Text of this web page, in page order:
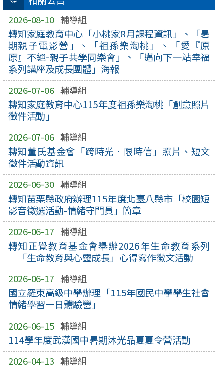
2026-08-10 輔導組
轉知家庭教育中心「小桃家8月課程資訊」、「暑
期親子電影營」、「祖孫樂淘桃」、「愛『原
原』不絕-親子共學同樂會」、「邁向下一站幸福
系列講座及成長團體」海報
2026-07-06 輔導組
轉知家庭教育中心115年度祖孫樂淘桃「創意照片
徵件活動」
2026-07-06 輔導組
轉知董氏基金會「跨時光．限時信」照片、短文
徵件活動資訊
2026-06-30 輔導組
轉知苗栗縣政府辦理115年度北臺八縣市「校園短
影音徵選活動-情緒守門員」簡章
2026-06-17 輔導組
轉知正覺教育基金會舉辦2026年生命教育系列
─「生命教育與心靈成長」心得寫作徵文活動
2026-06-17 輔導組
國立羅東高級中學辦理「115年國民中學學生社會
情緒學習一日體驗營」
2026-06-15 輔導組
114學年度武漢國中暑期沐光品夏夏令營活動
2026-04-13 輔導組